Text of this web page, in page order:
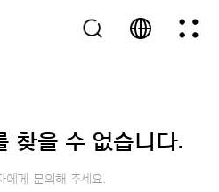
찾을 수 없습니다.
에게 문의해 주세요.